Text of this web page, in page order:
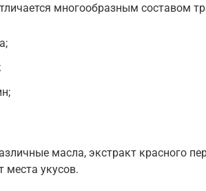
многообразным составом
масла, экстракт красного
места укусов.